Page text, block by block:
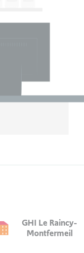
GHI Le Raincy-
Montfermeil